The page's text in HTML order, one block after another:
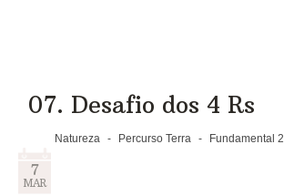
07. Desafio dos 4 Rs
Natureza - Percurso Terra - Fundamental 2
7
MAR